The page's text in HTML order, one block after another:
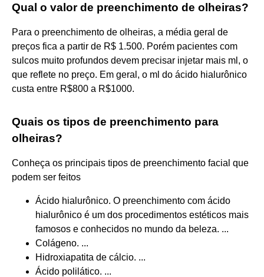
Qual o valor de preenchimento de olheiras?
Para o preenchimento de olheiras, a média geral de
preços fica a partir de R$ 1.500. Porém pacientes com
sulcos muito profundos devem precisar injetar mais ml, o
que reflete no preço. Em geral, o ml do ácido hialurônico
custa entre R$800 a R$1000.
Quais os tipos de preenchimento para
olheiras?
Conheça os principais tipos de preenchimento facial que
podem ser feitos
Ácido hialurônico. O preenchimento com ácido
hialurônico é um dos procedimentos estéticos mais
famosos e conhecidos no mundo da beleza. ...
Colágeno. ...
Hidroxiapatita de cálcio. ...
Ácido polilático. ...